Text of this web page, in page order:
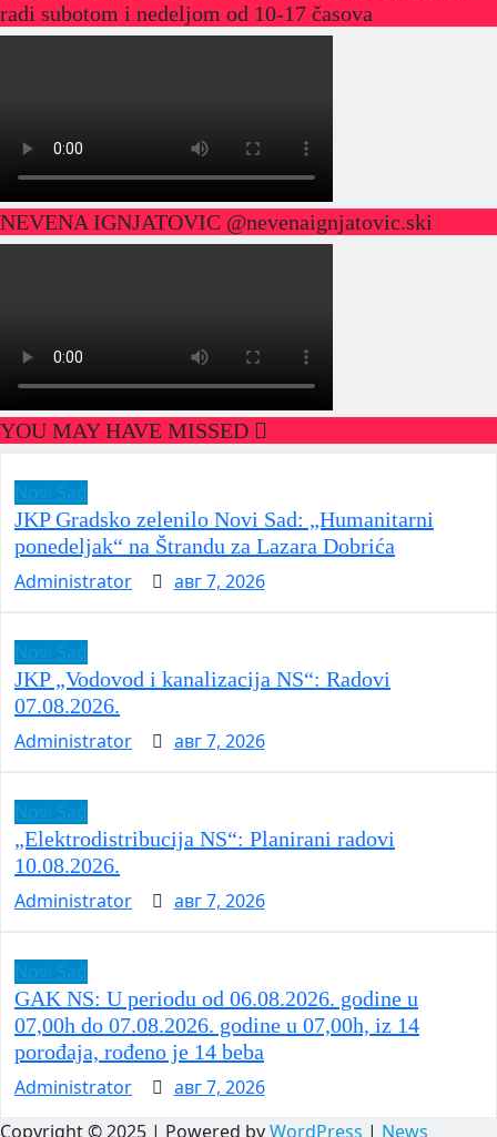
radi subotom i nedeljom od 10-17 časova
NEVENA IGNJATOVIC @nevenaignjatovic.ski
YOU MAY HAVE MISSED
JKP Gradsko zelenilo Novi Sad: „Humanitarni
ponedeljak“ na Štrandu za Lazara Dobrića
Administrator
авг 7, 2026
JKP „Vodovod i kanalizacija NS“: Radovi
07.08.2026.
Administrator
авг 7, 2026
„Elektrodistribucija NS“: Planirani radovi
10.08.2026.
Administrator
авг 7, 2026
GAK NS: U periodu od 06.08.2026. godine u
07,00h do 07.08.2026. godine u 07,00h, iz 14
porođaja, rođeno je 14 beba
Administrator
авг 7, 2026
Copyright © 2025 | Powered byWordPress | News